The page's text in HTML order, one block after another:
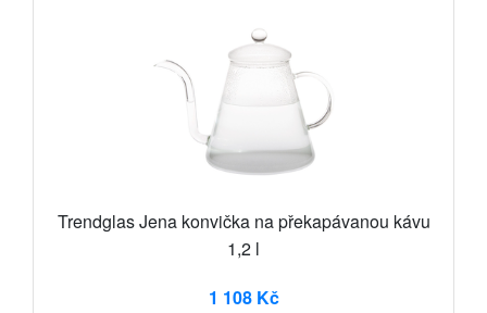
Trendglas Jena konvička na překapávanou kávu
1,2 l
1 108 Kč